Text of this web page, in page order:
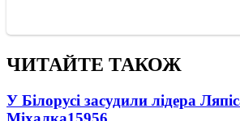
ЧИТАЙТЕ ТАКОЖ
У Білорусі засудили лідера